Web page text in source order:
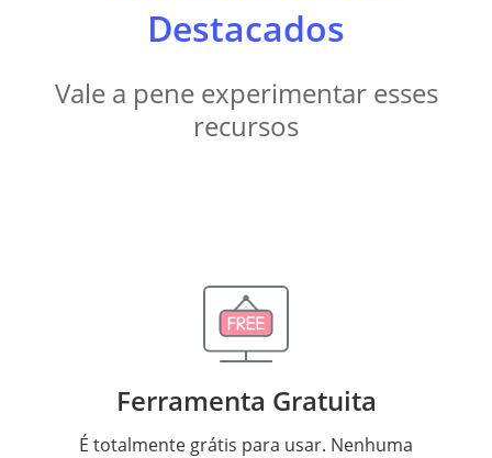
Destacados
Vale a pene experimentar esses
recursos
Ferramenta Gratuita
É totalmente grátis para usar. Nenhuma